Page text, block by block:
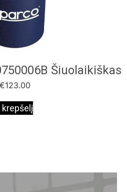
Šiuolaikiškas
€123.00
krepšelį